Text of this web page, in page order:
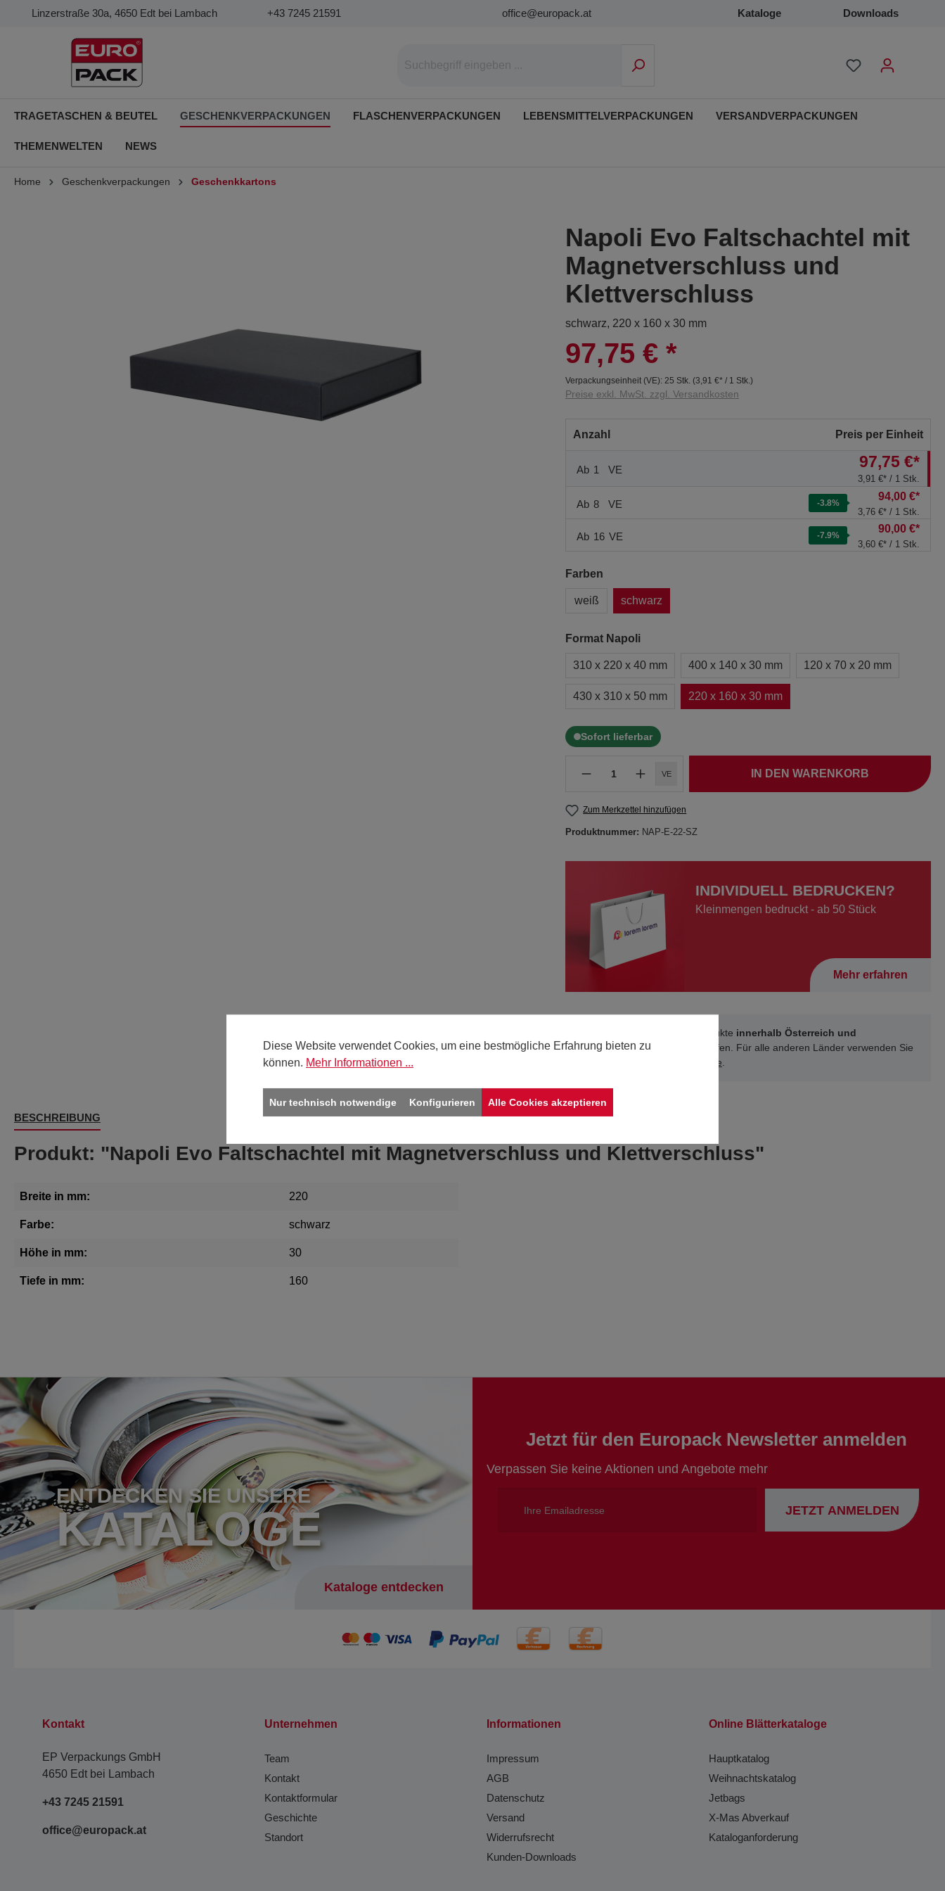
Linzerstraße 30a, 4650 Edt bei Lambach +43 7245 21591 office@europack.at Kataloge Downloads
TRAGETASCHEN & BEUTEL GESCHENKVERPACKUNGEN FLASCHENVERPACKUNGEN LEBENSMITTELVERPACKUNGEN VERSANDVERPACKUNGEN
THEMENWELTEN NEWS
Home Geschenkverpackungen Geschenkkartons
Napoli Evo Faltschachtel mit
Magnetverschluss und
Klettverschluss
schwarz, 220 x 160 x 30 mm
97,75 € *
Verpackungseinheit (VE): 25 Stk. (3,91 €* / 1 Stk.)
Preise exkl. MwSt. zzgl. Versandkosten
Anzahl Preis per Einheit
Ab 1 VE 97,75 €*
3,91 €* / 1 Stk.
Ab 8 VE -3.8%
94,00 €*
3,76 €* / 1 Stk.
Ab 16 VE -7.9%
90,00 €*
3,60 €* / 1 Stk.
Farben
weiß schwarz
Format Napoli
310 x 220 x 40 mm 400 x 140 x 30 mm 120 x 70 x 20 mm
430 x 310 x 50 mm 220 x 160 x 30 mm
Sofort lieferbar
VE IN DEN WARENKORB
Zum Merkzettel hinzufügen
Produktnummer: NAP-E-22-SZ
INDIVIDUELL BEDRUCKEN?
Kleinmengen bedruckt - ab 50 Stück
Mehr erfahren
Sie können unsere Produkte innerhalb Österreich und
Deutschland
online kaufen. Für alle anderen Länder verwenden Sie
Kontakt-Seite.
BESCHREIBUNG
Produkt: "Napoli Evo Faltschachtel mit Magnetverschluss und Klettverschluss"
Breite in mm: 220
Farbe: schwarz
Höhe in mm: 30
Tiefe in mm: 160
ENTDECKEN SIE UNSERE
KATALOGE
Kataloge entdecken
Jetzt für den Europack Newsletter anmelden
Verpassen Sie keine Aktionen und Angebote mehr
JETZT ANMELDEN
Kontakt
EP Verpackungs GmbH
4650 Edt bei Lambach
+43 7245 21591
office@europack.at
Unternehmen
Team
Kontakt
Kontaktformular
Geschichte
Standort
Informationen
Impressum
AGB
Datenschutz
Versand
Widerrufsrecht
Kunden-Downloads
Online Blätterkataloge
Hauptkatalog
Weihnachtskatalog
Jetbags
X-Mas Abverkauf
Kataloganforderung
Diese Website verwendet Cookies, um eine bestmögliche Erfahrung bieten zu
können. Mehr Informationen ...
Nur technisch notwendige Konfigurieren Alle Cookies akzeptieren